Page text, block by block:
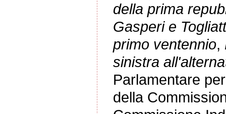
della prima
Gasperi e
primo ventennio,
sinistra
Parlamentare
della